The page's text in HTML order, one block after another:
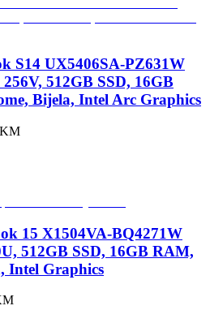
S14 UX5406SA-PZ631W
512GB SSD, 16GB
Bijela, Intel Arc Graphics
15 X1504VA-BQ4271W
512GB SSD, 16GB RAM,
Intel Graphics